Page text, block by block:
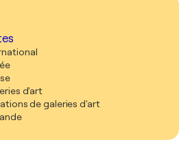
d'art
de galeries d'art